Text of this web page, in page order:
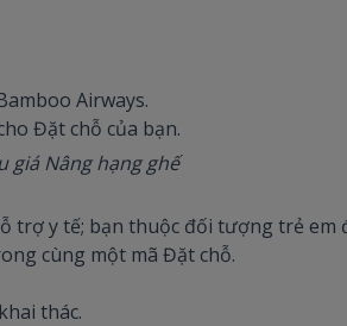
Airways.
Đặt chỗ của bạn.
giá Nâng hạng ghế
trợ y tế; bạn thuộc đối tượng trẻ
cùng một mã Đặt chỗ.
thác.